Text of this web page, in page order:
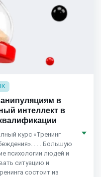
в
интеллект в
курс «Тренинг
. . . Большую
психологии людей и
ситуацию и
состоит из